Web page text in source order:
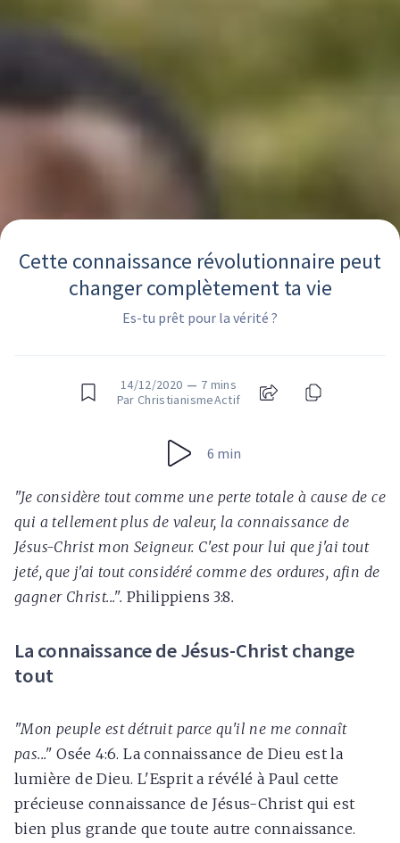
Cette connaissance révolutionnaire peut
changer complètement ta vie
Es-tu prêt pour la vérité ?
14/12/2020 — 7 mins
Par ChristianismeActif
6 min
"Je considère tout comme une perte totale à cause de ce
qui a tellement plus de valeur, la connaissance de
Jésus-Christ mon Seigneur. C'est pour lui que j'ai tout
jeté, que j'ai tout considéré comme des ordures, afin de
gagner Christ...". Philippiens 3:8.
La connaissance de Jésus-Christ change
tout
"Mon peuple est détruit parce qu'il ne me connaît
pas..."Osée 4:6. La connaissance de Dieu est la
lumière de Dieu. L'Esprit a révélé à Paul cette
précieuse connaissance de Jésus-Christ qui est
bien plus grande que toute autre connaissance.